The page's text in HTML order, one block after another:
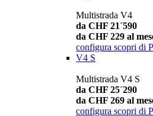
Multistrada V4
da CHF 21´590
da CHF 229 al
configura scopri di
V4 S
Multistrada V4 S
da CHF 25´290
da CHF 269 al
configura scopri di